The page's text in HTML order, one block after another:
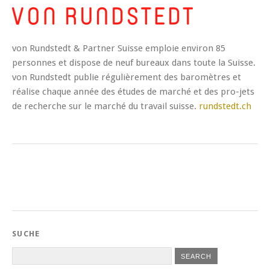
von Rundstedt & Partner Suisse emploie environ 85
personnes et dispose de neuf bureaux dans toute la Suisse.
von Rundstedt publie régulièrement des baromètres et
réalise chaque année des études de marché et des pro-jets
de recherche sur le marché du travail suisse. rundstedt.ch
SUCHE